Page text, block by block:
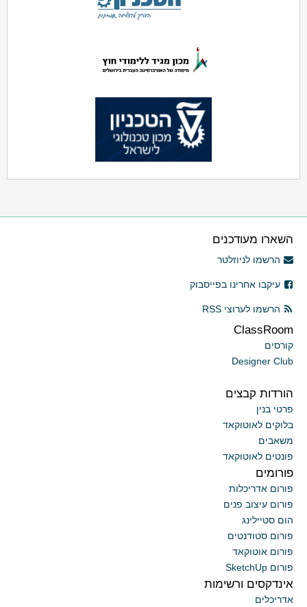
השארו מעודכנים
הרשמו לניוזלטר
עיקבו אחרינו בפייסבוק
הרשמו לערוצי RSS
ClassRoom
קורסים
Designer Club
הורדות קבצים
פרטי בנין
בלוקים לאוטוקאד
משאבים
פונטים לאוטוקאד
פורומים
פורום אדריכלות
פורום עיצוב פנים
הום סטיילינג
פורום סטודנטים
פורום אוטוקאד
פורום SketchUp
אינדקסים ורשימות
אדריכלים